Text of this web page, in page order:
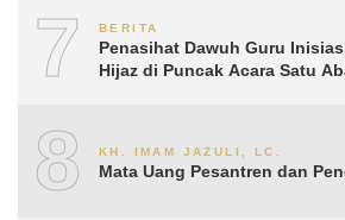
7 BERITA
Penasihat Dawuh Guru
Hijaz di Puncak Acara Satu
8 KH. IMAM JAZULI, LC.
Mata Uang Pesantren dan